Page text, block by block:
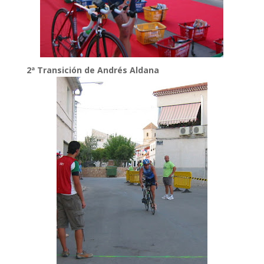
2ª Transición de Andrés Aldana